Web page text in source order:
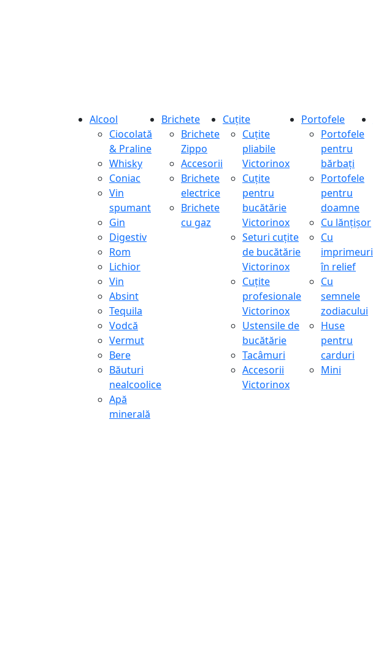
Alcool
Ciocolată
& Praline
Whisky
Coniac
Vin
spumant
Gin
Digestiv
Rom
Lichior
Vin
Absint
Tequila
Vodcă
Vermut
Bere
Băuturi
nealcoolice
Apă
minerală
Brichete
Brichete
Zippo
Accesorii
Brichete
electrice
Brichete
cu gaz
Cuțite
Cuțite
pliabile
Victorinox
Cuțite
pentru
bucătărie
Victorinox
Seturi cuțite
de bucătărie
Victorinox
Cuțite
profesionale
Victorinox
Ustensile de
bucătărie
Tacâmuri
Accesorii
Victorinox
Portofele
Portofele
pentru
bărbați
Portofele
pentru
doamne
Cu lănțișor
Cu
imprimeuri
în relief
Cu
semnele
zodiacului
Huse
pentru
carduri
Mini